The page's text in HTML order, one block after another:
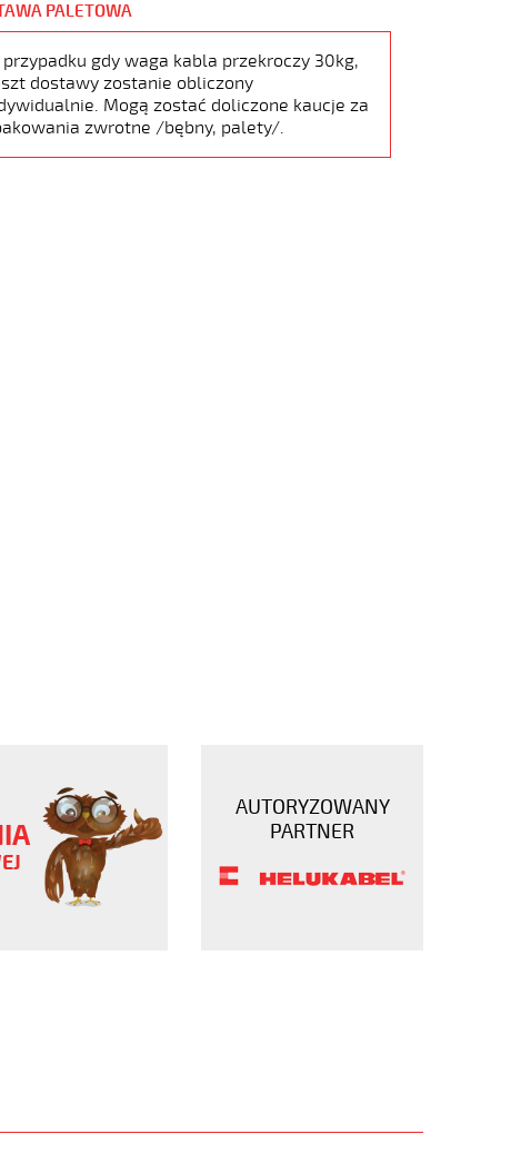
PALETOWA
przypadku gdy waga kabla przekroczy 30kg,
dostawy zostanie obliczony
Mogą zostać doliczone kaucje za
zwrotne /bębny, palety/.
AUTORYZOWANY
PARTNER